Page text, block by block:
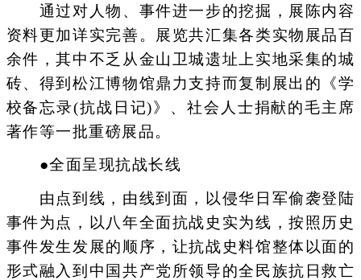
通过对人物、事件进一步的挖掘，展陈内容
资料更加详实完善。展览共汇集各类实物展品百
余件，其中不乏从金山卫城遗址上实地采集的城
砖、得到松江博物馆鼎力支持而复制展出的《学
校备忘录(抗战日记)》、社会人士捐献的毛主席
著作等一批重磅展品。
●全面呈现抗战长线
由点到线，由线到面，以侵华日军偷袭登陆
事件为点，以八年全面抗战史实为线，按照历史
事件发生发展的顺序，让抗战史料馆整体以面的
形式融入到中国共产党所领导的全民族抗日救亡